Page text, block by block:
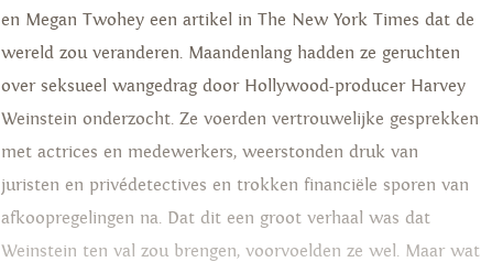
en Megan Twohey een artikel in The New York Times dat de
wereld zou veranderen. Maandenlang hadden ze geruchten
over seksueel wangedrag door Hollywood-producer Harvey
Weinstein onderzocht. Ze voerden vertrouwelijke gesprekken
met actrices en medewerkers, weerstonden druk van
juristen en privédetectives en trokken financiële sporen van
afkoopregelingen na. Dat dit een groot verhaal was dat
Weinstein ten val zou brengen, voorvoelden ze wel. Maar wat